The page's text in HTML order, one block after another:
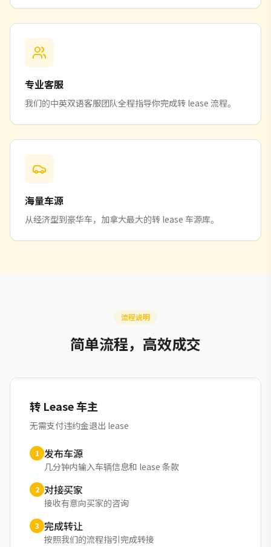
专业客服
我们的中英双语客服团队全程指导你完成转 lease 流程。
海量车源
从经济型到豪华车，加拿大最大的转 lease 车源库。
流程说明
简单流程，高效成交
转 Lease 车主
无需支付违约金退出 lease
1 发布车源
几分钟内输入车辆信息和 lease 条款
2 对接买家
接收有意向买家的咨询
3 完成转让
按照我们的流程指引完成转接